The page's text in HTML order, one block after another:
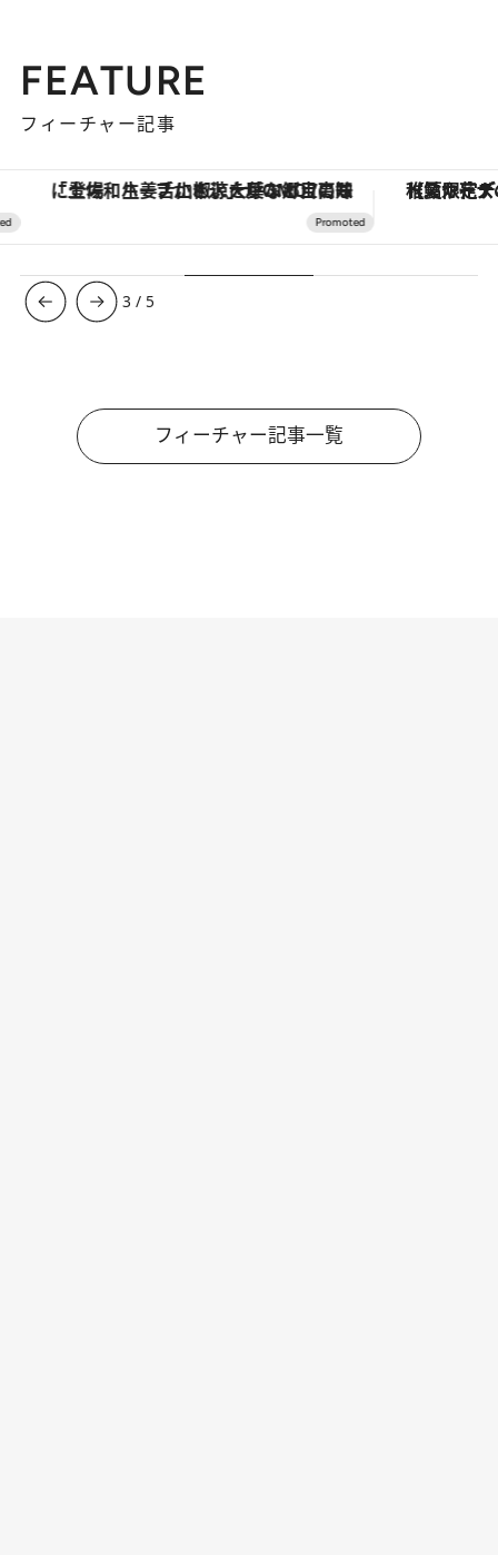
FEATURE
フィーチャー記事
「土佐和ハーブかき氷」がOMO7高知に登場！生姜、山椒、大葉など目にも舌にも涼を呼ぶ郷土の味 【夏限定ディナーコース】旬を
3 / 5
フィーチャー記事一覧